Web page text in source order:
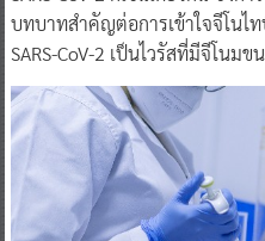
บทบาทสำคัญต่อการเข้าใจจีโนไท
SARS-CoV-2 เป็นไวรัสที่มีจีโนมข